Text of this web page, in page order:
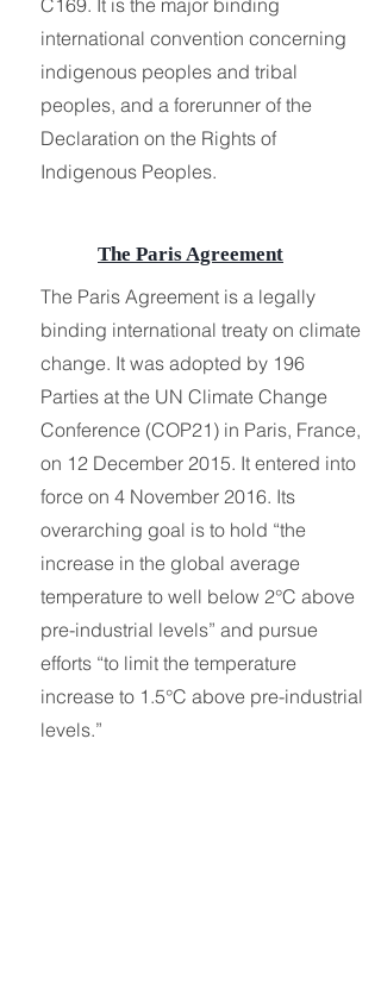
C169. It is the major binding
international convention concerning
indigenous peoples and tribal
peoples, and a forerunner of the
Declaration on the Rights of
Indigenous Peoples.
The Paris Agreement
The Paris Agreement is a legally
binding international treaty on climate
change. It was adopted by 196
Parties at the UN Climate Change
Conference (COP21) in Paris, France,
on 12 December 2015. It entered into
force on 4 November 2016. Its
overarching goal is to hold “the
increase in the global average
temperature to well below 2°C above
pre-industrial levels” and pursue
efforts “to limit the temperature
increase to 1.5°C above pre-industrial
levels.”